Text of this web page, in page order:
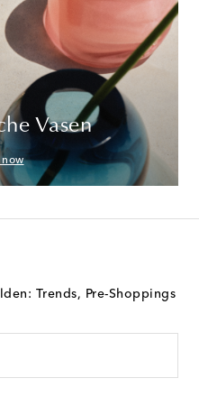
Vasen
now
Trends, Pre-Shoppings